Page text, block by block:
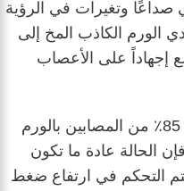
صداعًا وتغيرات في الرؤية
الورم الكاذب المخ إلى
إجهاداً على الأعصاب
لحسن الحظ، بينما يعاني 65٪ إلى 85٪ من المصابين بالورم
الحالة عادة ما تكون
التحكم في ارتفاع ضغط